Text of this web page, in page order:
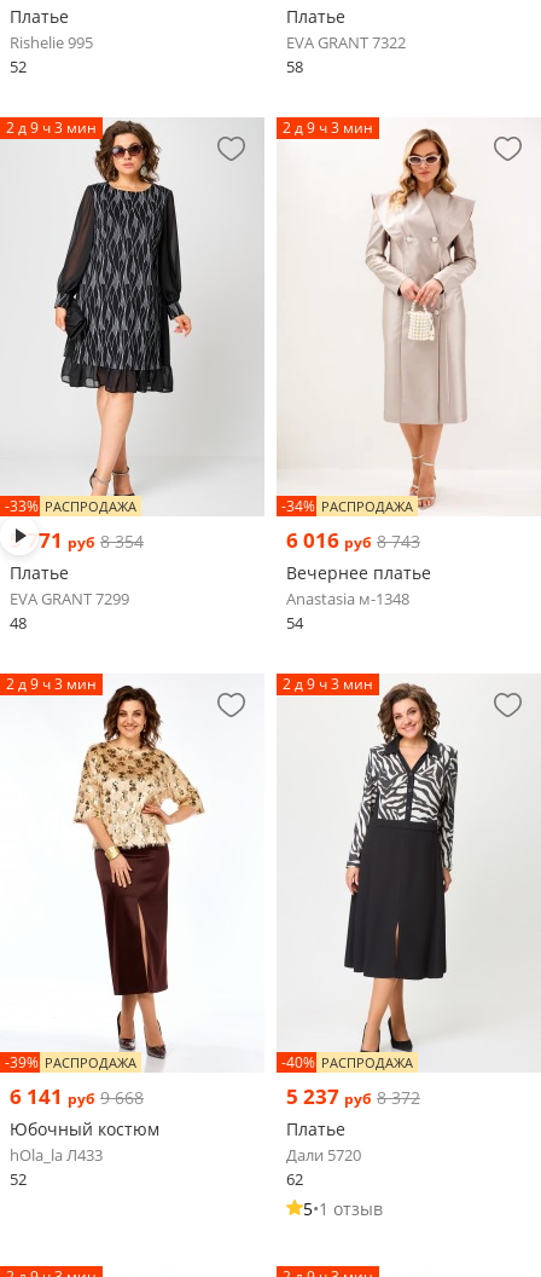
Платье
Rishelie 995
52
Платье
EVA GRANT 7322
58
2 д 9 ч 3 мин
-33% РАСПРОДАЖА
5 771 руб 8 354
Платье
EVA GRANT 7299
48
2 д 9 ч 3 мин
-34% РАСПРОДАЖА
6 016 руб 8 743
Вечернее платье
Anastasia м-1348
54
2 д 9 ч 3 мин
-39% РАСПРОДАЖА
6 141 руб 9 668
Юбочный костюм
hOla_la Л433
52
2 д 9 ч 3 мин
-40% РАСПРОДАЖА
5 237 руб 8 372
Платье
Дали 5720
62
5•1 отзыв